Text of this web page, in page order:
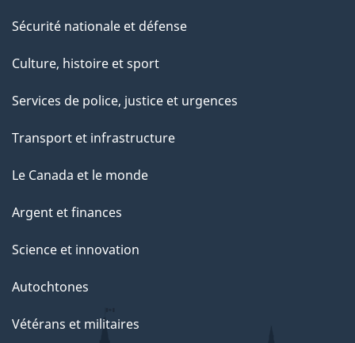
Sécurité nationale et défense
Culture, histoire et sport
Services de police, justice et urgences
Transport et infrastructure
Le Canada et le monde
Argent et finances
Science et innovation
Autochtones
Vétérans et militaires